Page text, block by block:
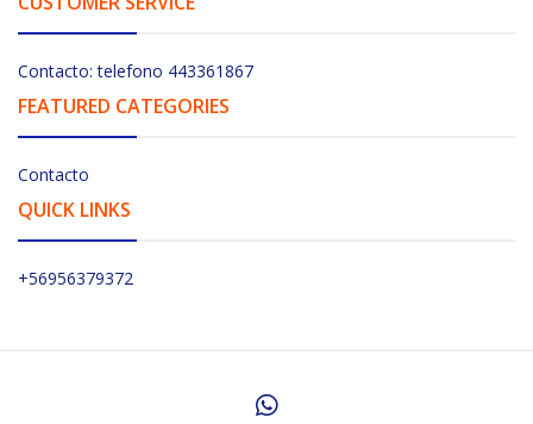
Contacto: telefono 443361867
FEATURED CATEGORIES
Contacto
QUICK LINKS
+56956379372